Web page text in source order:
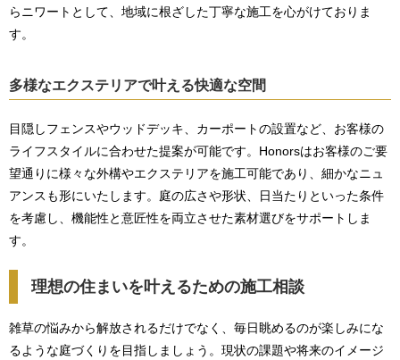
らニワートとして、地域に根ざした丁寧な施工を心がけておりま
す。
多様なエクステリアで叶える快適な空間
目隠しフェンスやウッドデッキ、カーポートの設置など、お客様の
ライフスタイルに合わせた提案が可能です。Honorsはお客様のご要
望通りに様々な外構やエクステリアを施工可能であり、細かなニュ
アンスも形にいたします。庭の広さや形状、日当たりといった条件
を考慮し、機能性と意匠性を両立させた素材選びをサポートしま
す。
理想の住まいを叶えるための施工相談
雑草の悩みから解放されるだけでなく、毎日眺めるのが楽しみにな
るような庭づくりを目指しましょう。現状の課題や将来のイメージ